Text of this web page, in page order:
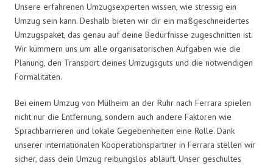
Unsere erfahrenen Umzugsexperten wissen, wie stressig ein
Umzug sein kann. Deshalb bieten wir dir ein maßgeschneidertes
Umzugspaket, das genau auf deine Bedürfnisse zugeschnitten ist.
Wir kümmern uns um alle organisatorischen Aufgaben wie die
Planung, den Transport deines Umzugsguts und die notwendigen
Formalitäten.
Bei einem Umzug von Mülheim an der Ruhr nach Ferrara spielen
nicht nur die Entfernung, sondern auch andere Faktoren wie
Sprachbarrieren und lokale Gegebenheiten eine Rolle. Dank
unserer internationalen Kooperationspartner in Ferrara stellen wir
sicher, dass dein Umzug reibungslos abläuft. Unser geschultes